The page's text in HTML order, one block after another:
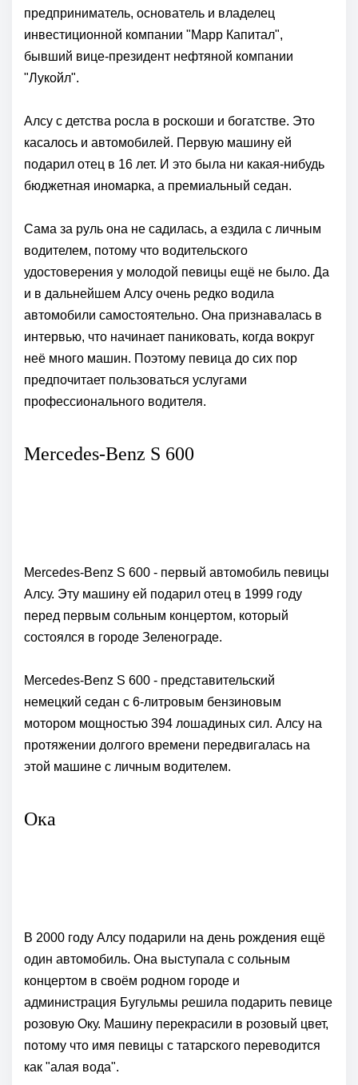
предприниматель, основатель и владелец
инвестиционной компании "Марр Капитал",
бывший вице-президент нефтяной компании
"Лукойл".
Алсу с детства росла в роскоши и богатстве. Это
касалось и автомобилей. Первую машину ей
подарил отец в 16 лет. И это была ни какая-нибудь
бюджетная иномарка, а премиальный седан.
Сама за руль она не садилась, а ездила с личным
водителем, потому что водительского
удостоверения у молодой певицы ещё не было. Да
и в дальнейшем Алсу очень редко водила
автомобили самостоятельно. Она признавалась в
интервью, что начинает паниковать, когда вокруг
неё много машин. Поэтому певица до сих пор
предпочитает пользоваться услугами
профессионального водителя.
Mercedes-Benz S 600
Mercedes-Benz S 600 - первый автомобиль певицы
Алсу. Эту машину ей подарил отец в 1999 году
перед первым сольным концертом, который
состоялся в городе Зеленограде.
Mercedes-Benz S 600 - представительский
немецкий седан с 6-литровым бензиновым
мотором мощностью 394 лошадиных сил. Алсу на
протяжении долгого времени передвигалась на
этой машине с личным водителем.
Ока
В 2000 году Алсу подарили на день рождения ещё
один автомобиль. Она выступала с сольным
концертом в своём родном городе и
администрация Бугульмы решила подарить певице
розовую Оку. Машину перекрасили в розовый цвет,
потому что имя певицы с татарского переводится
как "алая вода".